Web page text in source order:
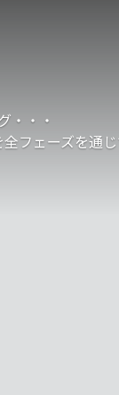
・・・
フェーズを通